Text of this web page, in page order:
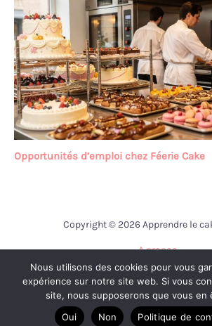
Opportunités d’emploi chez Féerie Cake
Copyright © 2026 Apprendre le
A propos
Contact
Mentions légales
Politique de
Nous utilisons des cookies pour vous
expérience sur notre site web. Si vous
site, nous supposerons que vous en
Oui
Non Politique de